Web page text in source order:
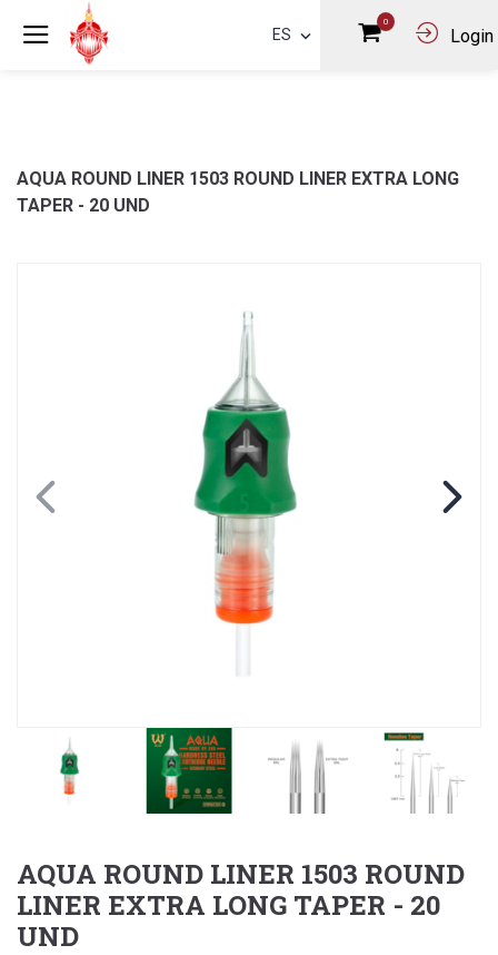
ES
0
Login
AQUA ROUND LINER 1503 ROUND LINER EXTRA LONG
TAPER - 20 UND
AQUA ROUND LINER 1503 ROUND
LINER EXTRA LONG TAPER - 20
UND